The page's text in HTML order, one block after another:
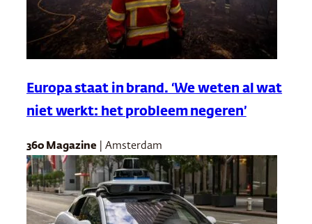
Europa staat in brand. ‘We weten al wat
niet werkt: het probleem negeren’
360 Magazine | Amsterdam